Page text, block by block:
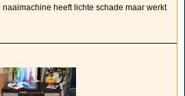
naaimachine heeft lichte schade maar werkt